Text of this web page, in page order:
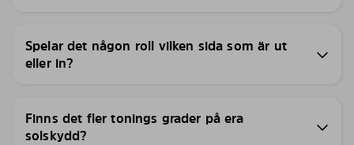
Spelar det någon roll vilken sida som är ut
eller in?
Finns det fler tonings grader på era
solskydd?